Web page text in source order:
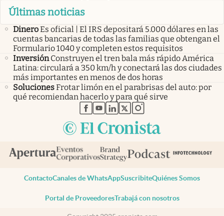
Últimas noticias
DineroEs oficial | El IRS depositará 5.000 dólares en las
cuentas bancarias de todas las familias que obtengan el
Formulario 1040 y completen estos requisitos
Inversión Construyen el tren bala más rápido América
Latina: circulará a 350 km/h y conectará las dos ciudades
más importantes en menos de dos horas
SolucionesFrotar limón en el parabrisas del auto: por
qué recomiendan hacerlo y para qué sirve
abre en nueva pestaña
abre en nueva pestaña
abre en nueva pestaña
abre en nueva pestaña
abre en nueva pestaña
ContactoCanales de WhatsAppSuscribiteQuiénes Somos
Portal de ProveedoresTrabajá con nosotros